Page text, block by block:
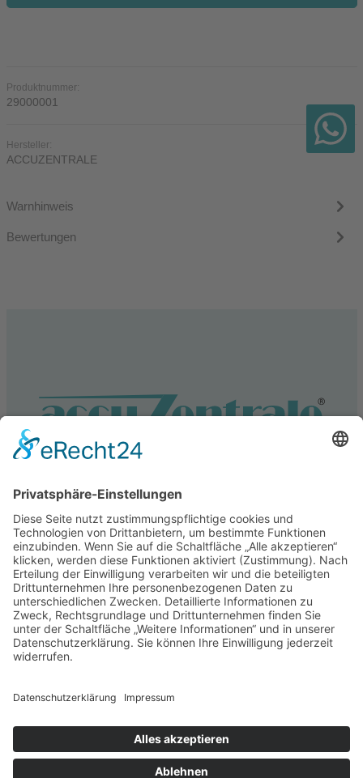
Produktnummer:
29000001
Hersteller:
ACCUZENTRALE
Warnhinweis
Bewertungen
Service
Information
Unsere weiteren Shops
Alle Preise inkl. gesetzl. Mehrwertsteuer zzgl.Versandkosten
und ggf. Nachnahmegebühren, wenn nicht anders